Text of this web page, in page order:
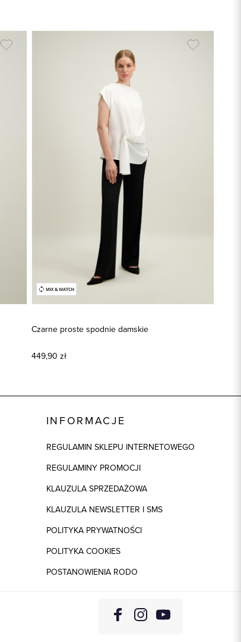
Czarne proste spodnie damskie
449,90 zł
INFORMACJE
REGULAMIN SKLEPU INTERNETOWEGO
REGULAMINY PROMOCJI
KLAUZULA SPRZEDAŻOWA
KLAUZULA NEWSLETTER I SMS
POLITYKA PRYWATNOŚCI
POLITYKA COOKIES
POSTANOWIENIA RODO